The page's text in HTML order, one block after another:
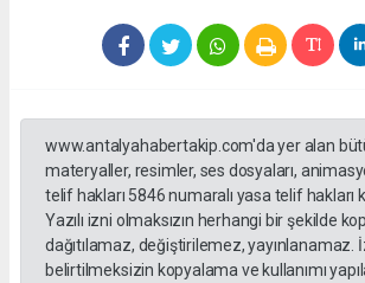
www.antalyahabertakip.com'da yer alan
materyaller, resimler, ses dosyaları,
telif hakları 5846 numaralı yasa telif hakları
Yazılı izni olmaksızın herhangi bir şekilde
dağıtılamaz, değiştirilemez, yayınlanamaz.
belirtilmeksizin kopyalama ve kullanımı